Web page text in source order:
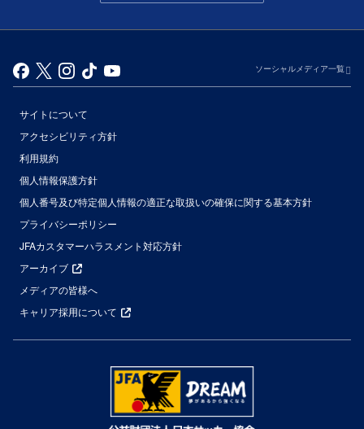
ソーシャルメディア一覧
サイトについて
アクセシビリティ方針
利用規約
個人情報保護方針
個人番号及び特定個人情報の適正な取扱いの確保に関する基本方針
プライバシーポリシー
JFAカスタマーハラスメント対応方針
アーカイブ
メディアの皆様へ
キャリア採用について